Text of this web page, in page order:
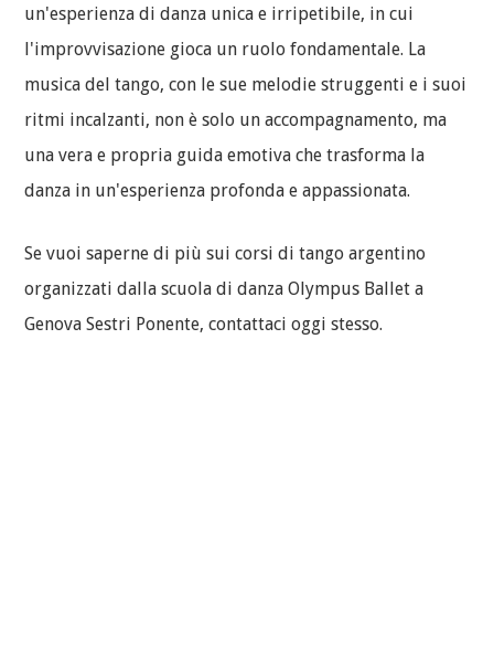
un'esperienza di danza unica e irripetibile, in cui
l'improvvisazione gioca un ruolo fondamentale. La
musica del tango, con le sue melodie struggenti e i suoi
ritmi incalzanti, non è solo un accompagnamento, ma
una vera e propria guida emotiva che trasforma la
danza in un'esperienza profonda e appassionata.
Se vuoi saperne di più sui corsi di tango argentino
organizzati dalla scuola di danza Olympus Ballet a
Genova Sestri Ponente, contattaci oggi stesso.